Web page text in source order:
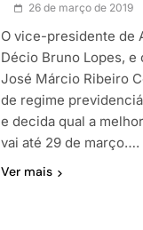
26 de março de 2019
O vice-presidente de
Décio Bruno Lopes, e
José Márcio Ribeiro
de regime
e decida qual a
vai até 29 de março….
Ver mais